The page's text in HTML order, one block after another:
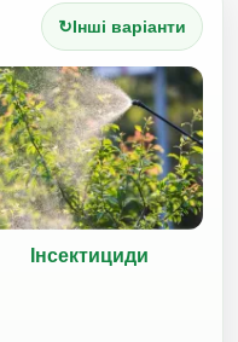
↻Інші варіанти
Інсектициди